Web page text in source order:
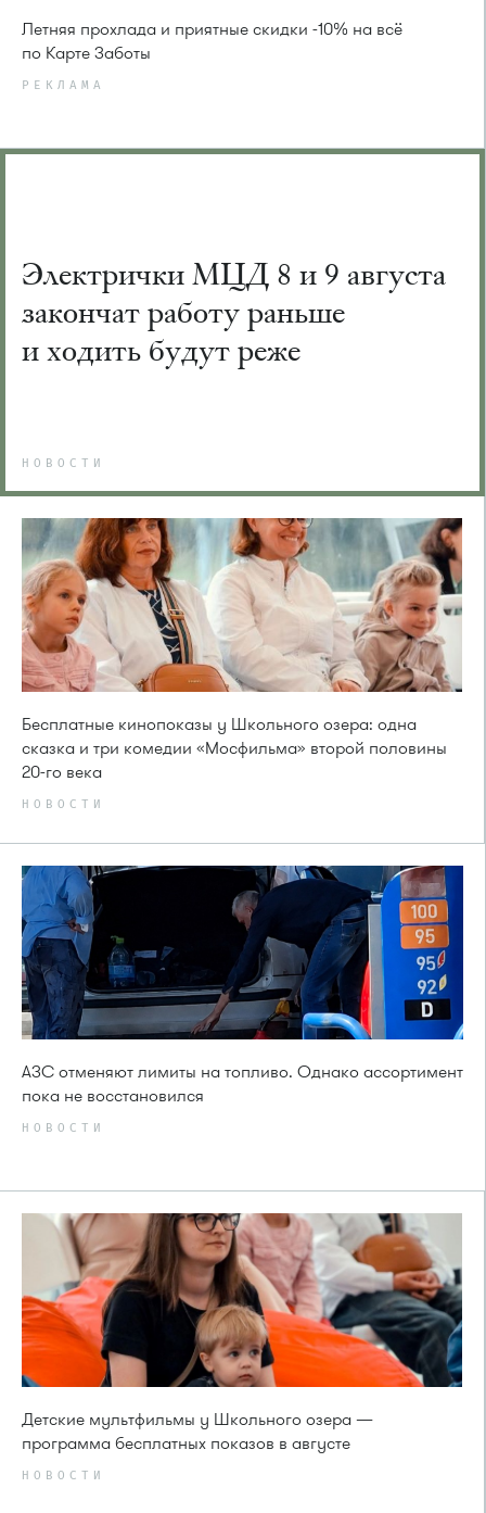
Летняя прохлада и приятные скидки -10% на всё
по Карте Заботы
РЕКЛАМА
Электрички МЦД 8 и 9 августа
закончат работу раньше
и ходить будут реже
НОВОСТИ
Бесплатные кинопоказы у Школьного озера: одна
сказка и три комедии «Мосфильма» второй половины
20-го века
НОВОСТИ
АЗС отменяют лимиты на топливо. Однако ассортимент
пока не восстановился
НОВОСТИ
Детские мультфильмы у Школьного озера —
программа бесплатных показов в августе
НОВОСТИ